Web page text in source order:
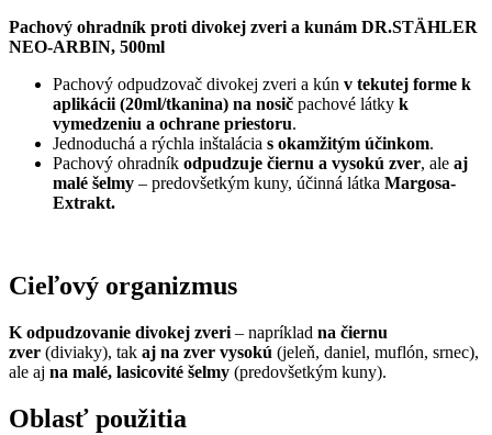
Pachový ohradník proti divokej zveri a kunám DR.STÄHLER
NEO-ARBIN, 500ml
Pachový odpudzovač divokej zveri a kún v tekutej forme k
aplikácii (20ml/tkanina) na nosič pachové látky k
vymedzeniu a ochrane priestoru.
Jednoduchá a rýchla inštalácia s okamžitým účinkom.
Pachový ohradník odpudzuje čiernu a vysokú zver, ale aj
malé šelmy – predovšetkým kuny, účinná látka Margosa-
Extrakt.
Cieľový organizmus
K odpudzovanie divokej zveri – napríklad na čiernu
zver (diviaky), tak aj na zver vysokú (jeleň, daniel, muflón, srnec),
ale aj na malé, lasicovité šelmy (predovšetkým kuny).
Oblasť použitia